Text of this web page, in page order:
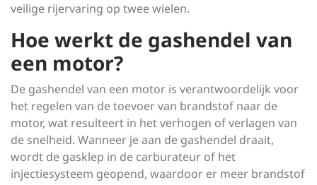
veilige rijervaring op twee wielen.
Hoe werkt de gashendel van
een motor?
De gashendel van een motor is verantwoordelijk voor
het regelen van de toevoer van brandstof naar de
motor, wat resulteert in het verhogen of verlagen van
de snelheid. Wanneer je aan de gashendel draait,
wordt de gasklep in de carburateur of het
injectiesysteem geopend, waardoor er meer brandstof